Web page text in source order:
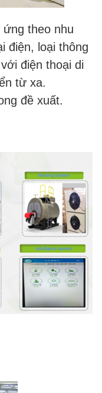
theo nhu
điện, loại thông
điện thoại di
từ xa.
đề xuất.